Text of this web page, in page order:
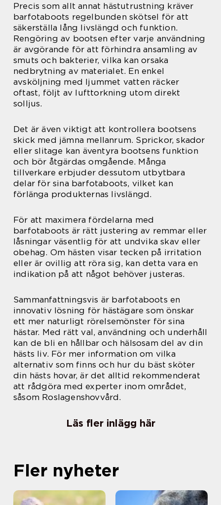
Precis som allt annat hästutrustning kräver
barfotaboots regelbunden skötsel för att
säkerställa lång livslängd och funktion.
Rengöring av bootsen efter varje användning
är avgörande för att förhindra ansamling av
smuts och bakterier, vilka kan orsaka
nedbrytning av materialet. En enkel
avsköljning med ljummet vatten räcker
oftast, följt av lufttorkning utom direkt
solljus.
Det är även viktigt att kontrollera bootsens
skick med jämna mellanrum. Sprickor, skador
eller slitage kan äventyra bootsens funktion
och bör åtgärdas omgående. Många
tillverkare erbjuder dessutom utbytbara
delar för sina barfotaboots, vilket kan
förlänga produkternas livslängd.
För att maximera fördelarna med
barfotaboots är rätt justering av remmar eller
låsningar väsentlig för att undvika skav eller
obehag. Om hästen visar tecken på irritation
eller är ovillig att röra sig, kan detta vara en
indikation på att något behöver justeras.
Sammanfattningsvis är barfotaboots en
innovativ lösning för hästägare som önskar
ett mer naturligt rörelsemönster för sina
hästar. Med rätt val, användning och underhåll
kan de bli en hållbar och hälsosam del av din
hästs liv. För mer information om vilka
alternativ som finns och hur du bäst sköter
din hästs hovar, är det alltid rekommenderat
att rådgöra med experter inom området,
såsom Roslagenshovvård.
Läs fler inlägg här
Fler nyheter